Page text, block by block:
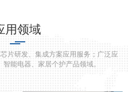
用领域
片研发、集成方案应用服务；广泛应
能电器、家居个护产品领域。